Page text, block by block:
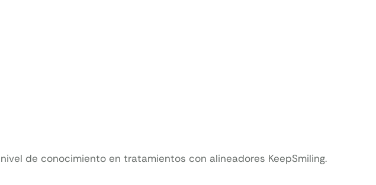
de conocimiento en tratamientos con alineadores KeepSmiling.